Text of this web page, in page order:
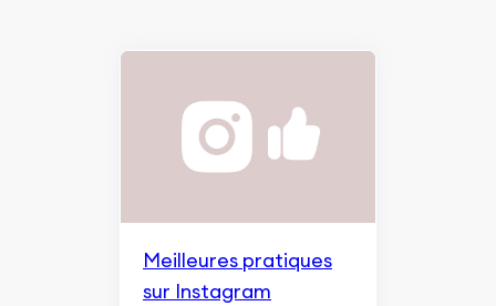
Meilleures pratiques
sur Instagram